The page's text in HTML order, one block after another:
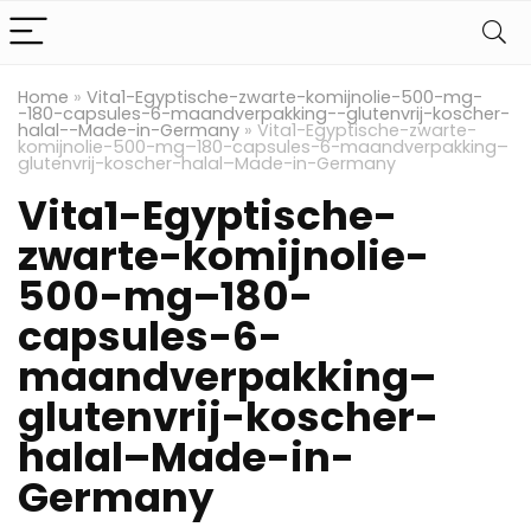
Home » Vita1-Egyptische-zwarte-komijnolie-500-mg-
-180-capsules-6-maandverpakking--glutenvrij-koscher-
halal--Made-in-Germany » Vita1-Egyptische-zwarte-
komijnolie-500-mg–180-capsules-6-maandverpakking–
glutenvrij-koscher-halal–Made-in-Germany
Vita1-Egyptische-
zwarte-komijnolie-
500-mg–180-
capsules-6-
maandverpakking–
glutenvrij-koscher-
halal–Made-in-
Germany